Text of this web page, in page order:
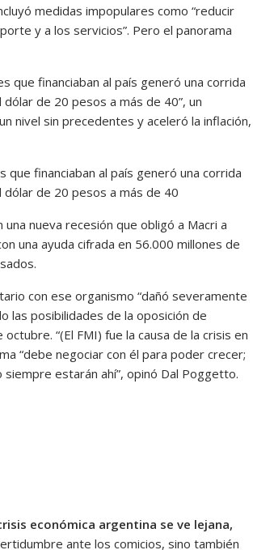
medidas impopulares como “reducir
y a los servicios”. Pero el panorama
que financiaban al país generó una corrida
de 20 pesos a más de 40”, un
nivel sin precedentes y aceleró la inflación,
que financiaban al país generó una corrida
dólar de 20 pesos a más de 40
nueva recesión que obligó a Macri a
una ayuda cifrada en 56.000 millones de
con ese organismo “dañó severamente
las posibilidades de la oposición de
“(El FMI) fue la causa de la crisis en
“debe negociar con él para poder crecer;
estarán ahí”, opinó Dal Poggetto.
económica argentina se ve lejana,
ante los comicios, sino también